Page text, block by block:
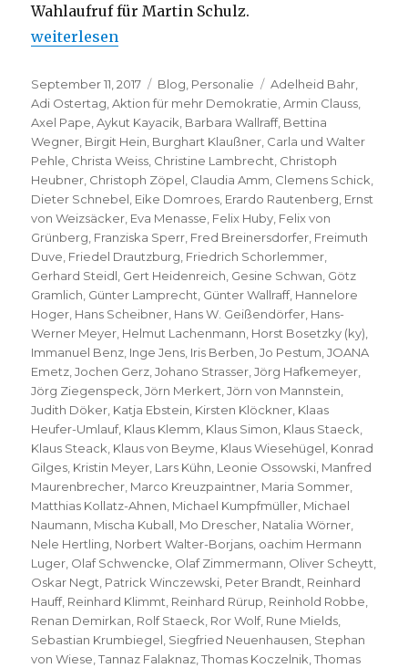
Wahlaufruf für Martin Schulz.
„Klaus Staeck – Aktion für mehr Demokratie“
weiterlesen
Veröffentlicht
am
September 11, 2017 Kategorien
Blog, Personalie Schlagwörter
Adelheid Bahr,
Adi Ostertag,Aktion für mehr Demokratie,Armin Clauss,
Axel Pape,Aykut Kayacik, Barbara Wallraff, Bettina
Wegner, Birgit Hein, Burghart Klaußner, Carla und Walter
Pehle, Christa Weiss, Christine Lambrecht, Christoph
Heubner, Christoph Zöpel, Claudia Amm, Clemens Schick,
Dieter Schnebel, Eike Domroes, Erardo Rautenberg, Ernst
von Weizsäcker, Eva Menasse, Felix Huby, Felix von
Grünberg, Franziska Sperr, Fred Breinersdorfer, Freimuth
Duve, Friedel Drautzburg, Friedrich Schorlemmer,
Gerhard Steidl, Gert Heidenreich, Gesine Schwan, Götz
Gramlich, Günter Lamprecht, Günter Wallraff, Hannelore
Hoger, Hans Scheibner, Hans W. Geißendörfer, Hans-
Werner Meyer, Helmut Lachenmann, Horst Bosetzky (ky),
Immanuel Benz, Inge Jens, Iris Berben,Jo Pestum,JOANA
Emetz,Jochen Gerz,Johano Strasser,Jörg Hafkemeyer,
Jörg Ziegenspeck,Jörn Merkert,Jörn von Mannstein,
Judith Döker, Katja Ebstein, Kirsten Klöckner, Klaas
Heufer-Umlauf, Klaus Klemm, Klaus Simon, Klaus Staeck,
Klaus Steack, Klaus von Beyme, Klaus Wiesehügel, Konrad
Gilges, Kristin Meyer, Lars Kühn, Leonie Ossowski, Manfred
Maurenbrecher, Marco Kreuzpaintner, Maria Sommer,
Matthias Kollatz-Ahnen, Michael Kumpfmüller, Michael
Naumann, Mischa Kuball, Mo Drescher, Natalia Wörner,
Nele Hertling, Norbert Walter-Borjans, oachim Hermann
Luger, Olaf Schwencke, Olaf Zimmermann, Oliver Scheytt,
Oskar Negt, Patrick Winczewski, Peter Brandt, Reinhard
Hauff, Reinhard Klimmt, Reinhard Rürup, Reinhold Robbe,
Renan Demirkan, Rolf Staeck, Ror Wolf, Rune Mields,
Sebastian Krumbiegel, Siegfried Neuenhausen, Stephan
von Wiese,Tannaz Falaknaz,Thomas Koczelnik,Thomas